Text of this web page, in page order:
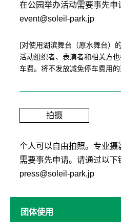
在公园举办活动需要事先申
event@soleil-park.jp
[对使用湖滨舞台（原水舞台）
活动组织者、表演者和相关方
车费。将不发放减免停车费用的
拍摄
个人可以自由拍照。专业
需要事先申请。请通过以下
press@soleil-park.jp
团体使用